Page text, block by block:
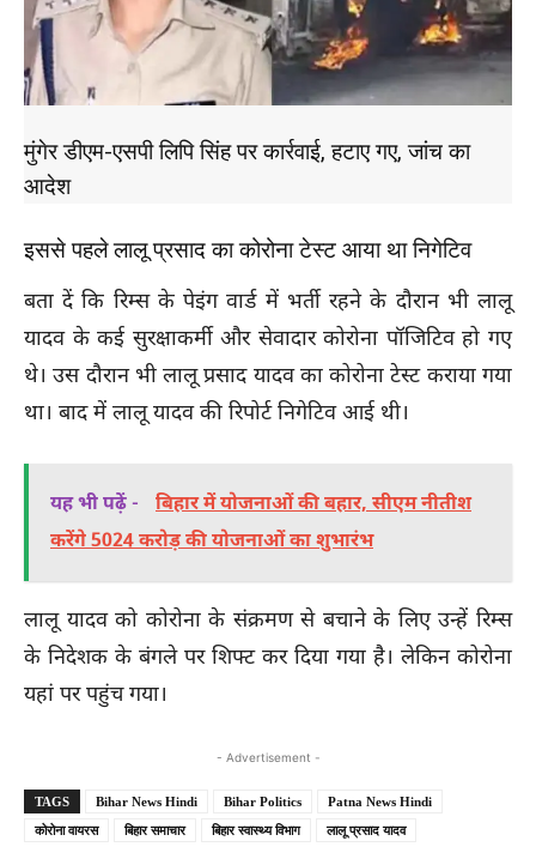
मुंगेर डीएम-एसपी लिपि सिंह पर कार्रवाई, हटाए गए, जांच का
आदेश
इससे पहले लालू प्रसाद का कोरोना टेस्ट आया था निगेटिव
बता दें कि रिम्स के पेइंग वार्ड में भर्ती रहने के दौरान भी लालू
यादव के कई सुरक्षाकर्मी और सेवादार कोरोना पॉजिटिव हो गए
थे। उस दौरान भी लालू प्रसाद यादव का कोरोना टेस्ट कराया गया
था। बाद में लालू यादव की रिपोर्ट निगेटिव आई थी।
यह भी पढ़ें -
बिहार में योजनाओं की बहार, सीएम नीतीश
करेंगे 5024 करोड़ की योजनाओं का शुभारंभ
लालू यादव को कोरोना के संक्रमण से बचाने के लिए उन्हें रिम्स
के निदेशक के बंगले पर शिफ्ट कर दिया गया है। लेकिन कोरोना
यहां पर पहुंच गया।
- Advertisement -
TAGS Bihar News Hindi Bihar Politics
Patna News Hindi
कोरोना वायरस
बिहार समाचार बिहार स्वास्थ्य विभाग लालू प्रसाद यादव